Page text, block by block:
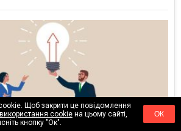
Щоб закрити це повідомлення
використання cookieна цьому сайті,
кнопку "Ок".
ОК